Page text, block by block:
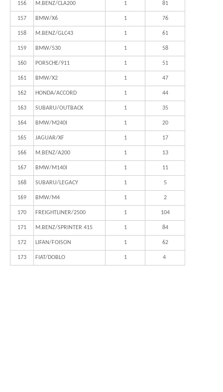
156 M.BENZ/CLA200 1 81
157 BMW/X6 1 76
158 M.BENZ/GLC43 1 61
159 BMW/530 1 58
160 PORSCHE/911 1 51
161 BMW/X2 1 47
162 HONDA/ACCORD 1 44
163 SUBARU/OUTBACK 1 35
164 BMW/M240I 1 20
165 JAGUAR/XF 1 17
166 M.BENZ/A200 1 13
167 BMW/M140I 1 11
168 SUBARU/LEGACY 1 5
169 BMW/M4 1 2
170 FREIGHTLINER/2500 1 104
171 M.BENZ/SPRINTER 415 1 84
172 LIFAN/FOISON 1 62
173 FIAT/DOBLO 1 4